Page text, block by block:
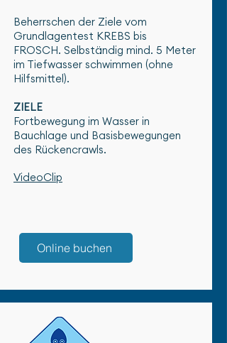
Beherrschen der Ziele vom
Grundlagentest KREBS bis
FROSCH. Selbständig mind. 5 Meter
im Tiefwasser schwimmen (ohne
Hilfsmittel).
ZIELE
Fortbewegung im Wasser in
Bauchlage und Basisbewegungen
des Rückencrawls.
VideoClip
Online buchen